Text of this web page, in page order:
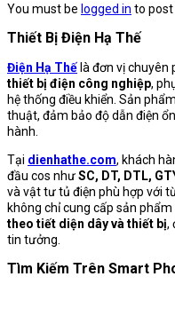
You must be logged in to post
Thiết Bị Điện Hạ Thế
Điện Hạ Thế là đơn vị chuyên
thiết bị điện công nghiệp,
hệ thống điều khiển. Sản
thuật, đảm bảo độ dẫn điện
hành.
Tại dienhathe.com, khách
đầu cos nhưSC, DT, DTL,
và vật tư tủ điện phù hợp với
không chỉ cung cấp sản
theo tiết diện dây và thiết bị,
tin tưởng.
Tìm Kiếm Trên Smart